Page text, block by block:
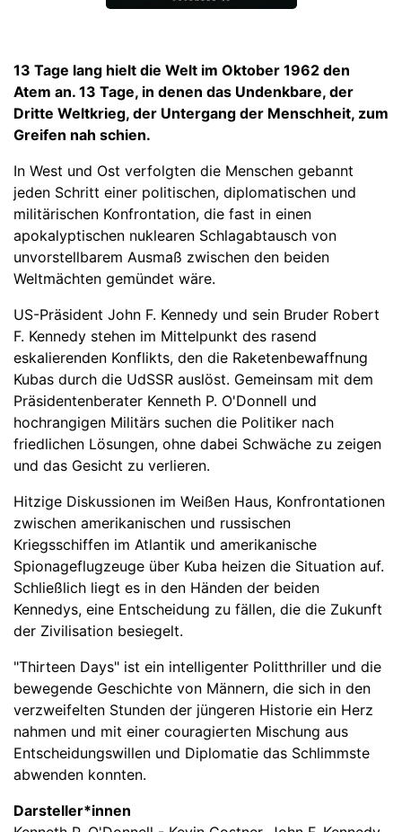
13 Tage lang hielt die Welt im Oktober 1962 den
Atem an. 13 Tage, in denen das Undenkbare, der
Dritte Weltkrieg, der Untergang der Menschheit, zum
Greifen nah schien.
In West und Ost verfolgten die Menschen gebannt
jeden Schritt einer politischen, diplomatischen und
militärischen Konfrontation, die fast in einen
apokalyptischen nuklearen Schlagabtausch von
unvorstellbarem Ausmaß zwischen den beiden
Weltmächten gemündet wäre.
US-Präsident John F. Kennedy und sein Bruder Robert
F. Kennedy stehen im Mittelpunkt des rasend
eskalierenden Konflikts, den die Raketenbewaffnung
Kubas durch die UdSSR auslöst. Gemeinsam mit dem
Präsidentenberater Kenneth P. O'Donnell und
hochrangigen Militärs suchen die Politiker nach
friedlichen Lösungen, ohne dabei Schwäche zu zeigen
und das Gesicht zu verlieren.
Hitzige Diskussionen im Weißen Haus, Konfrontationen
zwischen amerikanischen und russischen
Kriegsschiffen im Atlantik und amerikanische
Spionageflugzeuge über Kuba heizen die Situation auf.
Schließlich liegt es in den Händen der beiden
Kennedys, eine Entscheidung zu fällen, die die Zukunft
der Zivilisation besiegelt.
"Thirteen Days" ist ein intelligenter Politthriller und die
bewegende Geschichte von Männern, die sich in den
verzweifelten Stunden der jüngeren Historie ein Herz
nahmen und mit einer couragierten Mischung aus
Entscheidungswillen und Diplomatie das Schlimmste
abwenden konnten.
Darsteller*innen